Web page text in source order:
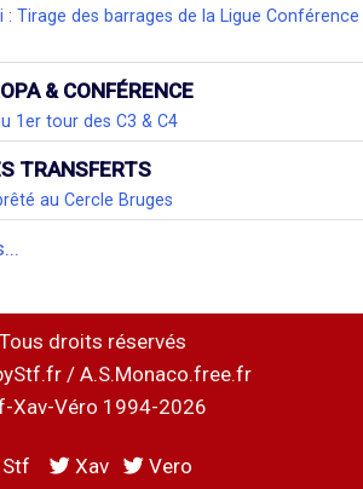
: Tirage des barrages de la Ligue Conférence
& CONFÉRENCE
1er tour des C3 & C4
TRANSFERTS
au Cercle Bruges
Tous droits réservés
/ A.S.Monaco.free.fr
Xav-Véro 1994-2026
Stf Xav Vero